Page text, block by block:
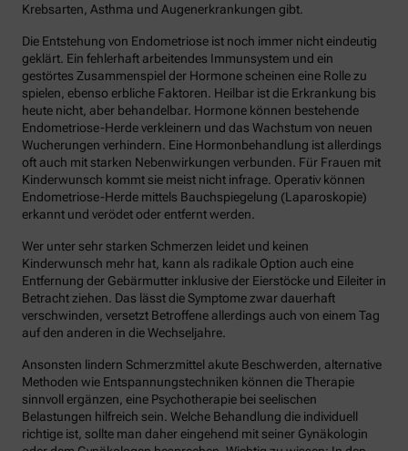
Krebsarten, Asthma und Augenerkrankungen gibt.
Die Entstehung von Endometriose ist noch immer nicht eindeutig
geklärt. Ein fehlerhaft arbeitendes Immunsystem und ein
gestörtes Zusammenspiel der Hormone scheinen eine Rolle zu
spielen, ebenso erbliche Faktoren. Heilbar ist die Erkrankung bis
heute nicht, aber behandelbar. Hormone können bestehende
Endometriose-Herde verkleinern und das Wachstum von neuen
Wucherungen verhindern. Eine Hormonbehandlung ist allerdings
oft auch mit starken Nebenwirkungen verbunden. Für Frauen mit
Kinderwunsch kommt sie meist nicht infrage. Operativ können
Endometriose-Herde mittels Bauchspiegelung (Laparoskopie)
erkannt und verödet oder entfernt werden.
Wer unter sehr starken Schmerzen leidet und keinen
Kinderwunsch mehr hat, kann als radikale Option auch eine
Entfernung der Gebärmutter inklusive der Eierstöcke und Eileiter in
Betracht ziehen. Das lässt die Symptome zwar dauerhaft
verschwinden, versetzt Betroffene allerdings auch von einem Tag
auf den anderen in die Wechseljahre.
Ansonsten lindern Schmerzmittel akute Beschwerden, alternative
Methoden wie Entspannungstechniken können die Therapie
sinnvoll ergänzen, eine Psychotherapie bei seelischen
Belastungen hilfreich sein. Welche Behandlung die individuell
richtige ist, sollte man daher eingehend mit seiner Gynäkologin